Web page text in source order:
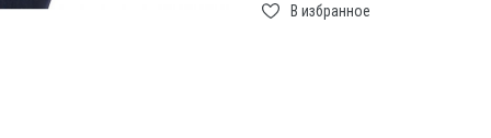
В избранное